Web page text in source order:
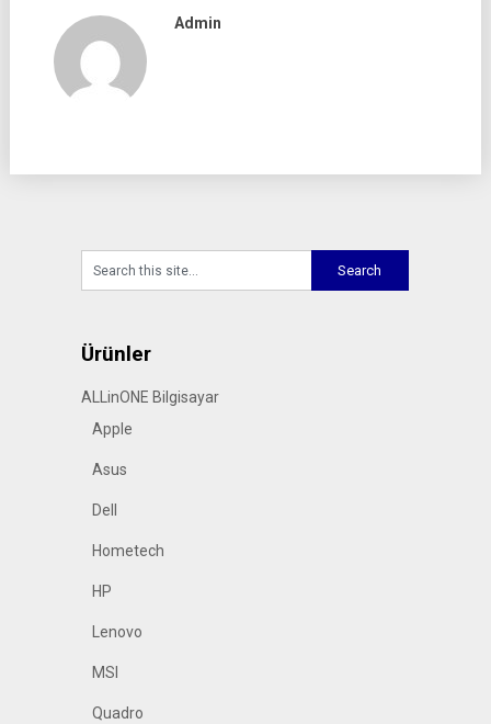
Admin
Ürünler
ALLinONE Bilgisayar
Apple
Asus
Dell
Hometech
HP
Lenovo
MSI
Quadro